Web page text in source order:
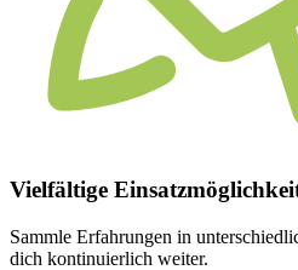
Vielfältige
Sammle Erfahrungen in
dich kontinuierlich weiter.